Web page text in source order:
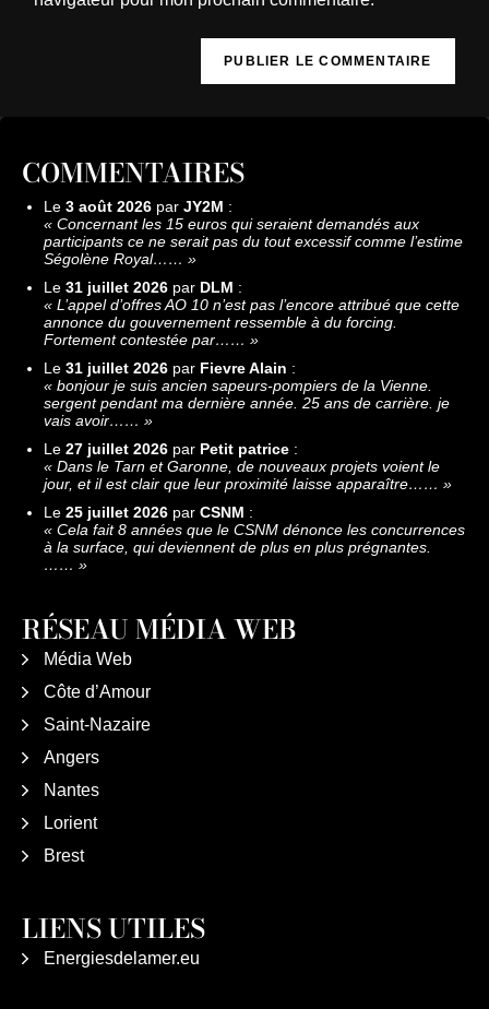
COMMENTAIRES
Le 3 août 2026 par JY2M :
« Concernant les 15 euros qui seraient demandés aux
participants ce ne serait pas du tout excessif comme l’estime
Ségolène Royal…… »
Le 31 juillet 2026 par DLM :
« L’appel d’offres AO 10 n’est pas l’encore attribué que cette
annonce du gouvernement ressemble à du forcing.
Fortement contestée par…… »
Le 31 juillet 2026 par Fievre Alain :
« bonjour je suis ancien sapeurs-pompiers de la Vienne.
sergent pendant ma dernière année. 25 ans de carrière. je
vais avoir…… »
Le 27 juillet 2026 par Petit patrice :
« Dans le Tarn et Garonne, de nouveaux projets voient le
jour, et il est clair que leur proximité laisse apparaître…… »
Le 25 juillet 2026 par CSNM :
« Cela fait 8 années que le CSNM dénonce les concurrences
à la surface, qui deviennent de plus en plus prégnantes.
…… »
RÉSEAU MÉDIA WEB
Média Web
Côte d’Amour
Saint-Nazaire
Angers
Nantes
Lorient
Brest
LIENS UTILES
Energiesdelamer.eu